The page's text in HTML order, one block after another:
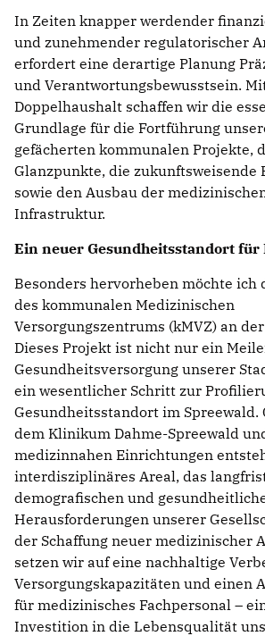
In Zeiten knapper werdender
und zunehmender regulatorischer
erfordert eine derartige Planung
und Verantwortungsbewusstsein.
Doppelhaushalt schaffen wir die
Grundlage für die Fortführung
gefächerten kommunalen Projekte,
Glanzpunkte, die zukunftsweisende
sowie den Ausbau der
Infrastruktur.
Ein neuer Gesundheitsstandort für
Besonders hervorheben möchte ich
des kommunalen Medizinischen
Versorgungszentrums (kMVZ) an
Dieses Projekt ist nicht nur ein
Gesundheitsversorgung unserer
ein wesentlicher Schritt zur
Gesundheitsstandort im Spreewald.
dem Klinikum Dahme-Spreewald
medizinnahen Einrichtungen
interdisziplinäres Areal, das
demografischen und
Herausforderungen unserer
der Schaffung neuer medizinischer
setzen wir auf eine nachhaltige
Versorgungskapazitäten und einen
für medizinisches Fachpersonal –
Investition in die Lebensqualität